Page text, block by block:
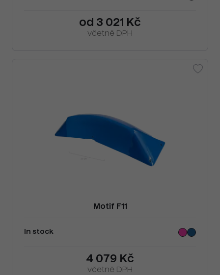
od 3 021 Kč
včetně DPH
Motif F11
In stock
4 079 Kč
včetně DPH